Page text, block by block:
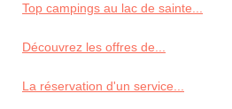
Top campings au lac de sainte...
Découvrez les offres de...
La réservation d'un service...